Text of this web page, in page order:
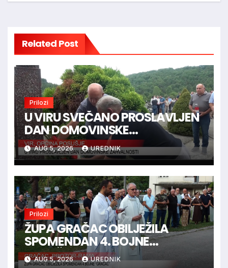
Related Post
Prilozi
U VIRU SVEČANO PROSLAVLJEN
DAN DOMOVINSKE
ZAHVALNOSTI
AUG 5, 2026 UREDNIK
Prilozi
ŽUPA GRAČAC OBILJEŽILA
SPOMENDAN 4. BOJNE
“GRAČAC”
AUG 5, 2026 UREDNIK